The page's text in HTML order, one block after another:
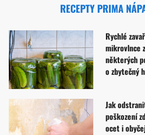
RECEPTY PRIMA
Rychlé
mikrovlnce
některých
o zbytečný
Jak
poškození
ocet i